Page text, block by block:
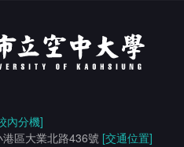
內分機]
區大業北路436號 [交通位置]